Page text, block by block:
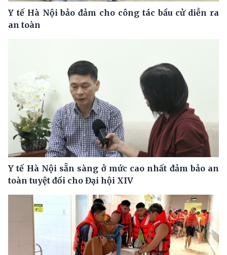
Y tế Hà Nội bảo đảm cho công tác bầu cử diễn ra
an toàn
Y tế Hà Nội sẵn sàng ở mức cao nhất đảm bảo an
toàn tuyệt đối cho Đại hội XIV